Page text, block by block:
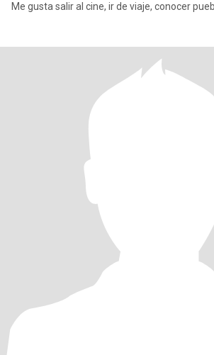
Me gusta salir al cine, ir de viaje, conocer